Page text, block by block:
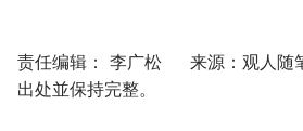
责任编辑： 李广松 来源：观人随
出处並保持完整。